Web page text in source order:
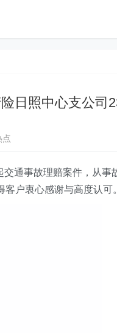
日照中心支公司
点
通事故理赔案件，从
户衷心感谢与高度认可。